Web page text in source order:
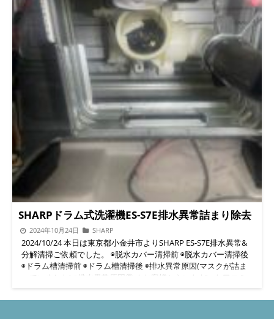
い。
サービス一覧を見る 便利屋BUZZのドラム式洗濯機分解
クリーニング・修理のサービス内容や作業内容、機種別料金につ
いてはこちらで詳しくご確認いただけます。 ご予約前にぜひチ
ェックしてください。
料金表を見る お急ぎの方
電話で相
談 24h受付中
LINEで相談 /* --- 共通フォント設定 --- */
.vertical-link-block, .s-footer-nav { font-family: 'Helvetica Neue',
Arial, 'Hiragino Sans', 'Meiryo', sans-serif; } /* --- 1. サービス＆料
金ブロックのスタイル --- */ .vertical-link-block { background-
color: #FFF8E1; border: 1px solid #FFD699; padding: 30px 20px;
margin: 24px auto; text-align: center; border-radius: 12px; max-
width: 850px; } .vertical-link-block p { font-size: 16px; color:
#333; margin: 20px 0; line-height: 1.6; } .vertical-link-block
.button { display: inline-block; font-weight: bold; font-size: 16px;
padding: 14px 28px; width: 240px; border-radius: 8px; text-
decoration: none; transition: opacity 0.3s; text-align: center;
margin: 5px auto; box-shadow: 0 4px 10px rgba(0,0,0,0.1); }
.vertical-link-block .service-button { background-color: #28A745;
color: #fff !important; } .vertical-link-block .price-button {
background-color: #FF7A2D; color: #fff !important; } .vertical-
link-block .button:hover { opacity: 0.9; } /* --- 2. 固定フッターボ
タンのスタイル --- */ .s-footer-nav { position: fixed; bottom: 0;
left: 0; width: 100%; display: flex; z-index: 9999; box-shadow: 0
-5px 15px rgba(0,0,0,0.1); background: rgba(255,255,255,0.9);
backdrop-filter: blur(5px); } .s-btn-call, .s-btn-line { flex: 1; height:
論：ほぼ無理） ダクトは完全に密閉されている 本体の奥深くに
あるため、フタを外した程度では触れません。 無理に触ると破
損リスク 乾燥ダクトは薄いプラスチックで、割れてしまうと交
換が必要になります。 市販スプレーは逆効果 水分が内部に残
り、さらに埃が固まりやすくなる場合があります。 プロの分解
クリーニングで改善できるポイント 便利屋BUZZでは、ES-S7シリ
ーズ専用の手順で分解クリーニングを行います。 乾燥ダクトの
完全洗浄 詰まりを根本から取り除くことで、乾燥効率が新品時
に近い状態へ。 ファン周りの埃除去 風量を戻すために欠かせな
い作業です。 排気経路の詰まり解消 湿気が外に逃げるようにな
り、乾燥時間が短縮されます。 臭いの元をリセット 内部に溜ま
った雑菌・汚れを洗浄し、生乾き臭を解消します。 実際の施工
事例はこちら： ▶【群馬県前橋市】SHARP ES-S7E｜乾燥が乾か
ない・U04・臭い｜分解クリーニング事例 放置するとどうなる？
（故障リスクと費用） 乾燥ダクト詰まりを放置すると、負荷が
かかり続けて以下の故障が起こります。 乾燥ユニット故障 ファ
ンモーター故障 センサー異常 結果、3〜5万円以上の修理費にな
ることもあります。 ES-S7シリーズを長持ちさせるコツ フィルタ
ー掃除は毎回 乾燥効率が大きく変わります。 洗剤の入れすぎは
NG すすぎ残りが埃と混ざり、固まりやすくなります。 風呂水を
使わない 雑菌・ヌメリの原因になり、臭いが悪化します。 乾燥
後は扉を開けて湿気を逃がす 湿気を減らすことで汚れの固着が
遅くなります。 よくある質問（Q&A） Q. U04は自分で直せます
か？ A. フィルター掃除だけでは改善しません。内部ダクト清掃
そして ES-S7E でよく起こるのが、乾燥エラーU04（フィルター
詰まり表示）。 結論から言うと、今回の前橋市のケースは次の3
点が原因でした。 乾燥を使っていないことで湿気がこもり、ド
ラム槽のカビが増えた ダクト内部の埃詰まり ニオイの元となる
残り水・汚れ では、この機種特有のポイントも踏まえながら、
順番にわかりやすく解説していきます。 2年間乾燥を使っていな
いことで起きる意外な落とし穴 「乾燥は使わないほうが汚れな
い」 そう思っている方は実はとても多いです。 ですが、実際の
現場でよく見るのはその逆で、乾燥を使っていないほうがドラム
内部が湿気っぽくなり、カビが増えるケースです。 特に ES-S7E
は「ナイト乾燥」など静音性が高く、乾燥機能の性能そのものは
良いのですが、使わずに放置すると湿気が逃げず、ニオイとカビ
の大きな原因になります。 ドラム槽カビ汚れ ドラム槽清掃後 こ
の機種（ES-S7E）は汚れにくいと言われている理由 SHARP ES-
S7E はコンパクトモデルで、内部構造が比較的シンプルなため汚
れが溜まりにくい機種とされています。 ですが「汚れにくい＝
汚れない」ではありません。 今回のように乾燥機能を使ってい
ない期間が長いと、普段なら乾燥で飛ばされる湿気が内部に残
り、カビが発生します。 とくに今回の施工では、洗濯槽裏側・
ゴムパッキンの奥にカビが広がっていました。 それでもカビが
増える条件とは この機種が汚れにくいと言われるのに、カビが
増えてしまう共通点は以下です。 乾燥機能を使わない お風呂の
残り湯を使うことが多い（雑菌が入りやすい） 洗剤の量が多い
（固まりやすい） 夜に洗って朝まで放置している どれか一つで
SHARPドラム式洗濯機ES-S7E排水異常詰まり除去
2024年10月24日 SHARP
2024/10/24 本日は東京都小金井市よりSHARP ES-S7E排水異常&
分解清掃ご依頼でした。 ◉脱水カバー清掃前 ◉脱水カバー清掃後
◉ドラム槽清掃前 ◉ドラム槽清掃後 ◉排水異常原因(マスクが詰ま
っていました) ◉排水異常原因② ★お客様からいただいた口コミ
ドラム式洗濯機分解クリーニング/修理専門店 問い合わせは公式